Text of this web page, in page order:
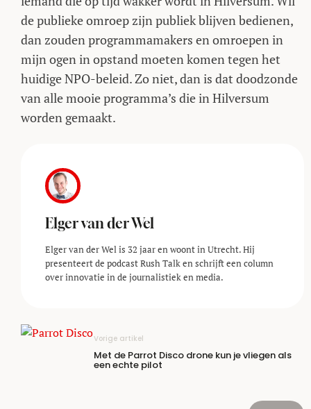
de publieke omroep zijn publiek blijven bedienen,
dan zouden programmamakers en omroepen in
mijn ogen in opstand moeten komen tegen het
huidige NPO-beleid. Zo niet, dan is dat doodzonde
van alle mooie programma’s die in Hilversum
worden gemaakt.
Elger van der Wel
Elger van der Wel is 32 jaar en woont in Utrecht. Hij
presenteert de podcast Rush Talk en schrijft een column
over innovatie in de journalistiek en media.
Vorige artikel
Met de Parrot Disco drone kun je vliegen als
een echte pilot